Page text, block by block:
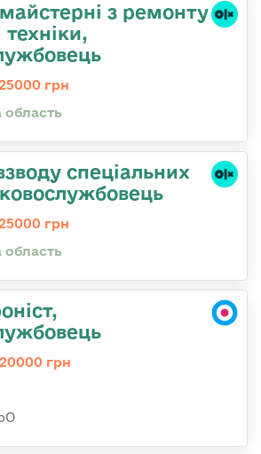
з ремонту
техніки,
грн
область
спеціальних
грн
область
грн